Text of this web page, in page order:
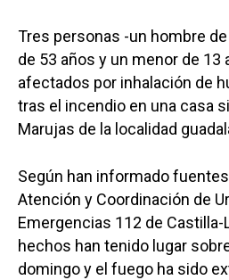
Tres personas -un hombre
de 53 años y un menor de 13
afectados por inhalación de
tras el incendio en una casa
Marujas de la localidad
Según han informado
Atención y Coordinación de
Emergencias 112 de Castilla-
hechos han tenido lugar
domingo y el fuego ha sido